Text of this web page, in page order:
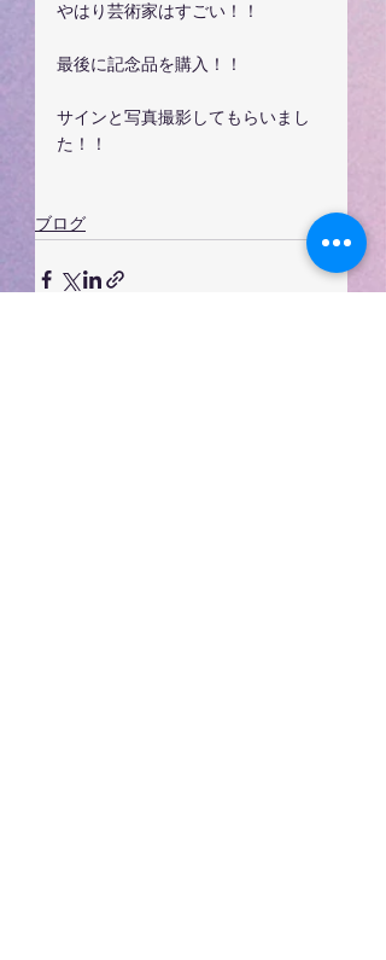
やはり芸術家はすごい！！
最後に記念品を購入！！
サインと写真撮影してもらいまし
た！！
ブログ